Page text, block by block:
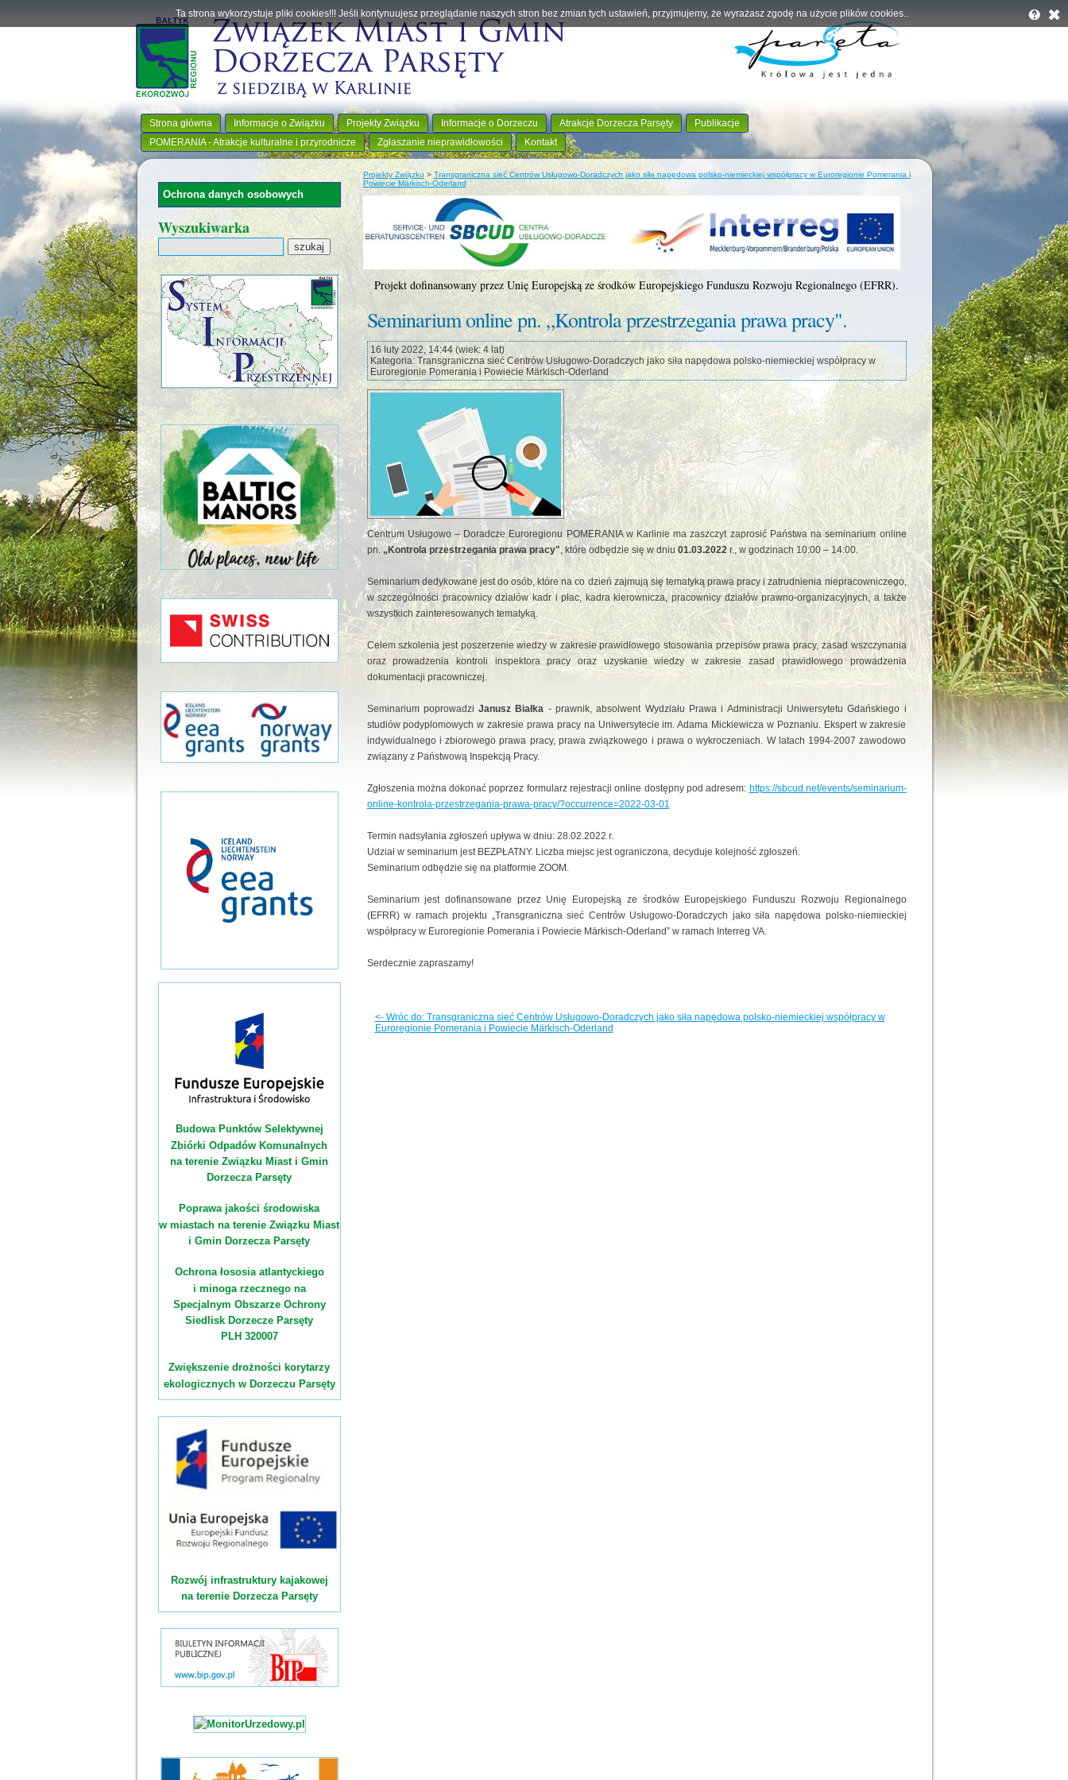
Strona główna Informacje o Związku Projekty Związku Informacje o Dorzeczu Atrakcje Dorzecza Parsęty
Publikacje
POMERANIA - Atrakcje kulturalne i przyrodnicze
Zgłaszanie nieprawidłowości Kontakt
Projekty Związku > Transgraniczna sieć Centrów Usługowo-Doradczych jako siła napędowa polsko-niemieckiej współpracy w Euroregionie Pomerania i
Powiecie Märkisch-Oderland
Projekt dofinansowany przez Unię Europejską ze środków Europejskiego Funduszu Rozwoju Regionalnego (EFRR).
Seminarium online pn. „Kontrola przestrzegania prawa pracy".
16 luty 2022, 14:44 (wiek: 4 lat)
Kategoria: Transgraniczna sieć Centrów Usługowo-Doradczych jako siła napędowa polsko-niemieckiej współpracy w
Euroregionie Pomerania i Powiecie Märkisch-Oderland
Centrum Usługowo – Doradcze Euroregionu POMERANIA w Karlinie ma zaszczyt zaprosić Państwa na seminarium online
pn. „Kontrola przestrzegania prawa pracy", które odbędzie się w dniu01.03.2022r., w godzinach 10:00 – 14:00.
Seminarium dedykowane jest do osób, które na co dzień zajmują się tematyką prawa pracy i zatrudnienia niepracowniczego,
w szczególności pracownicy działów kadr i płac, kadra kierownicza, pracownicy działów prawno-organizacyjnych, a także
wszystkich zainteresowanych tematyką.
Celem szkolenia jest poszerzenie wiedzy w zakresie prawidłowego stosowania przepisów prawa pracy, zasad wszczynania
oraz prowadzenia kontroli inspektora pracy oraz uzyskanie wiedzy w zakresie zasad prawidłowego prowadzenia
dokumentacji pracowniczej.
Seminarium poprowadziJanusz Białka - prawnik, absolwent Wydziału Prawa i Administracji Uniwersytetu Gdańskiego i
studiów podyplomowych w zakresie prawa pracy na Uniwersytecie im. Adama Mickiewicza w Poznaniu. Ekspert w zakresie
indywidualnego i zbiorowego prawa pracy, prawa związkowego i prawa o wykroczeniach. W latach 1994-2007 zawodowo
związany z Państwową Inspekcją Pracy.
Zgłoszenia można dokonać poprzez formularz rejestracji online dostępny pod adresem: https://sbcud.net/events/seminarium-
online-kontrola-przestrzegania-prawa-pracy/?occurrence=2022-03-01
Termin nadsyłania zgłoszeń upływa w dniu: 28.02.2022 r.
Udział w seminarium jest BEZPŁATNY. Liczba miejsc jest ograniczona, decyduje kolejność zgłoszeń.
Seminarium odbędzie się na platformie ZOOM.
Seminarium jest dofinansowane przez Unię Europejską ze środków Europejskiego Funduszu Rozwoju Regionalnego
(EFRR) w ramach projektu „Transgraniczna sieć Centrów Usługowo-Doradczych jako siła napędowa polsko-niemieckiej
współpracy w Euroregionie Pomerania i Powiecie Märkisch-Oderland” w ramach Interreg VA.
Serdecznie zapraszamy!
<- Wróc do: Transgraniczna sieć Centrów Usługowo-Doradczych jako siła napędowa polsko-niemieckiej współpracy w
Euroregionie Pomerania i Powiecie Märkisch-Oderland
Ochrona danych osobowych
Wyszukiwarka
Budowa Punktów Selektywnej
Zbiórki Odpadów Komunalnych
na terenie Związku Miast i Gmin
Dorzecza Parsęty
Poprawa jakości środowiska
w miastach na terenie Związku Miast
i Gmin Dorzecza Parsęty
Ochrona łososia atlantyckiego
i minoga rzecznego na
Specjalnym Obszarze Ochrony
Siedlisk Dorzecze Parsęty
PLH 320007
Zwiększenie drożności korytarzy
ekologicznych w Dorzeczu Parsęty
Rozwój infrastruktury kajakowej
na terenie Dorzecza Parsęty
Ta strona wykorzystuje pliki cookies!!! Jeśli kontynuujesz przeglądanie naszych stron bez zmian tych ustawień, przyjmujemy, że wyrażasz zgodę na użycie plików cookies..